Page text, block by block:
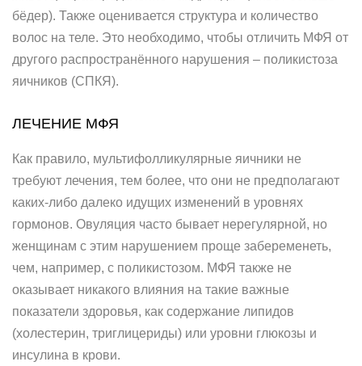
бёдер). Также оценивается структура и количество
волос на теле. Это необходимо, чтобы отличить МФЯ от
другого распространённого нарушения – поликистоза
яичников (СПКЯ).
ЛЕЧЕНИЕ МФЯ
Как правило, мультифолликулярные яичники не
требуют лечения, тем более, что они не предполагают
каких-либо далеко идущих изменений в уровнях
гормонов. Овуляция часто бывает нерегулярной, но
женщинам с этим нарушением проще забеременеть,
чем, например, с поликистозом. МФЯ также не
оказывает никакого влияния на такие важные
показатели здоровья, как содержание липидов
(холестерин, триглицериды) или уровни глюкозы и
инсулина в крови.